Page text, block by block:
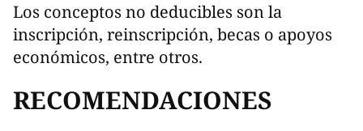
Los conceptos no deducibles son la
inscripción, reinscripción, becas o apoyos
económicos, entre otros.
RECOMENDACIONES